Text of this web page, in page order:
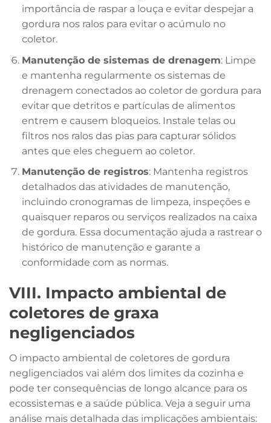
importância de raspar a louça e evitar despejar a
gordura nos ralos para evitar o acúmulo no
coletor.
Manutenção de sistemas de drenagem: Limpe
e mantenha regularmente os sistemas de
drenagem conectados ao coletor de gordura para
evitar que detritos e partículas de alimentos
entrem e causem bloqueios. Instale telas ou
filtros nos ralos das pias para capturar sólidos
antes que eles cheguem ao coletor.
Manutenção de registros: Mantenha registros
detalhados das atividades de manutenção,
incluindo cronogramas de limpeza, inspeções e
quaisquer reparos ou serviços realizados na caixa
de gordura. Essa documentação ajuda a rastrear o
histórico de manutenção e garante a
conformidade com as normas.
VIII. Impacto ambiental de
coletores de graxa
negligenciados
O impacto ambiental de coletores de gordura
negligenciados vai além dos limites da cozinha e
pode ter consequências de longo alcance para os
ecossistemas e a saúde pública. Veja a seguir uma
análise mais detalhada das implicações ambientais: